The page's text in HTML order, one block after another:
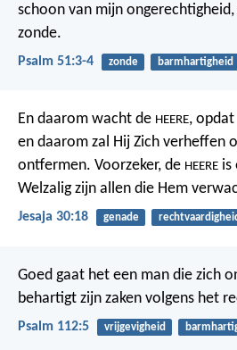
schoon van mijn ongerechtigheid,
zonde.
Psalm 51:3-4 zonde barmhartigheid
En daarom wacht de HEERE, opdat
en daarom zal Hij Zich verheffen
ontfermen. Voorzeker, de HEERE is
Welzalig zijn allen die Hem
Jesaja 30:18 genade
Goed gaat het een man die zich
behartigt zijn zaken volgens het
Psalm 112:5 vrijgevigheid